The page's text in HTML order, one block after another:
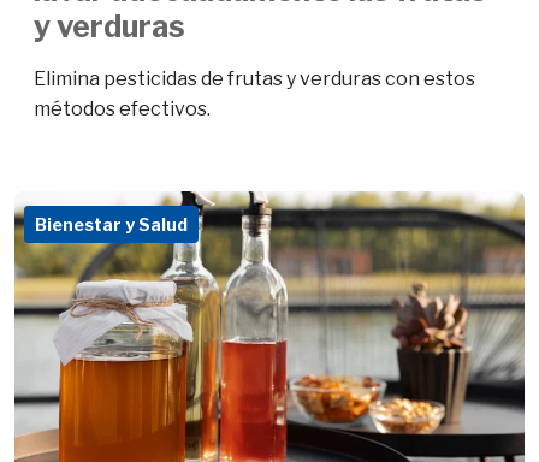
y verduras
Elimina pesticidas de frutas y verduras con estos
métodos efectivos.
Bienestar y Salud